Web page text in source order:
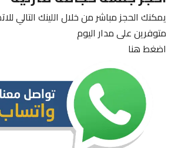
يمكنك الحجز مباشر من خلال اللينك التالي
متوفرين على مدار اليوم
اضغط هنا